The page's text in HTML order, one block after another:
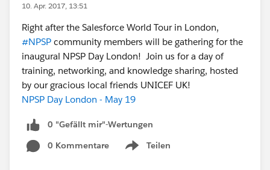
10. Apr. 2017, 13:51
Right after the Salesforce World Tour in London,
#NPSP community members will be gathering for the
inaugural NPSP Day London! Join us for a day of
training, networking, and knowledge sharing, hosted
by our gracious local friends UNICEF UK!
NPSP Day London - May 19
0 "Gefällt mir"-Wertungen
0 Kommentare
Teilen
Show menu